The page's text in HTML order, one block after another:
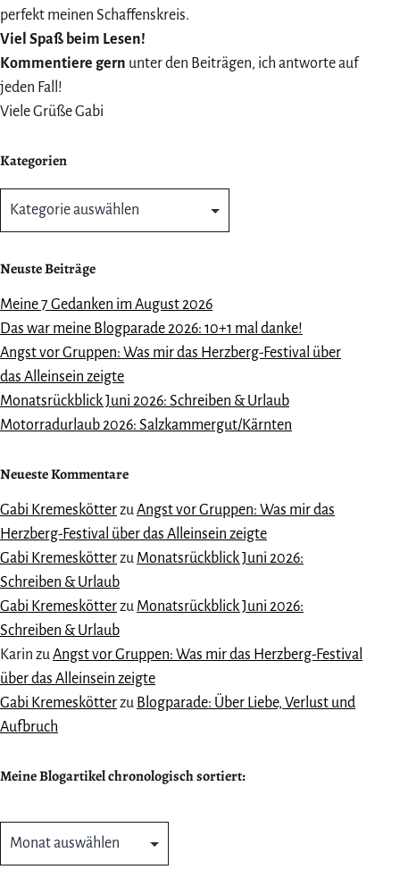
perfekt meinen Schaffenskreis.
Viel Spaß beim Lesen!
Kommentiere gern unter den Beiträgen, ich antworte auf
jeden Fall!
Viele Grüße Gabi
Kategorien
Kategorien
Neuste Beiträge
Meine 7 Gedanken im August 2026
Das war meine Blogparade 2026: 10+1 mal danke!
Angst vor Gruppen: Was mir das Herzberg-Festival über
das Alleinsein zeigte
Monatsrückblick Juni 2026: Schreiben & Urlaub
Motorradurlaub 2026: Salzkammergut/Kärnten
Neueste Kommentare
Gabi KremeskötterzuAngst vor Gruppen: Was mir das
Herzberg-Festival über das Alleinsein zeigte
Gabi Kremeskötterzu Monatsrückblick Juni 2026:
Schreiben & Urlaub
Gabi Kremeskötterzu Monatsrückblick Juni 2026:
Schreiben & Urlaub
Karin zuAngst vor Gruppen: Was mir das Herzberg-Festival
über das Alleinsein zeigte
Gabi Kremeskötterzu Blogparade: Über Liebe, Verlust und
Aufbruch
Meine Blogartikel chronologisch sortiert:
Blogartikel
chronologisch